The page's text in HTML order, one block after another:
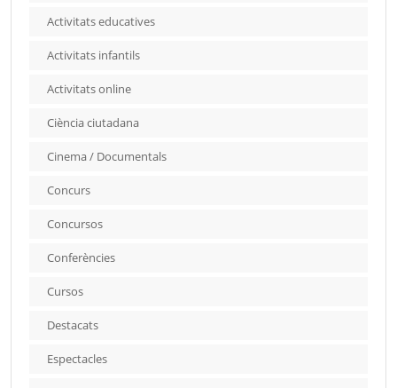
Activitats educatives
Activitats infantils
Activitats online
Ciència ciutadana
Cinema / Documentals
Concurs
Concursos
Conferències
Cursos
Destacats
Espectacles